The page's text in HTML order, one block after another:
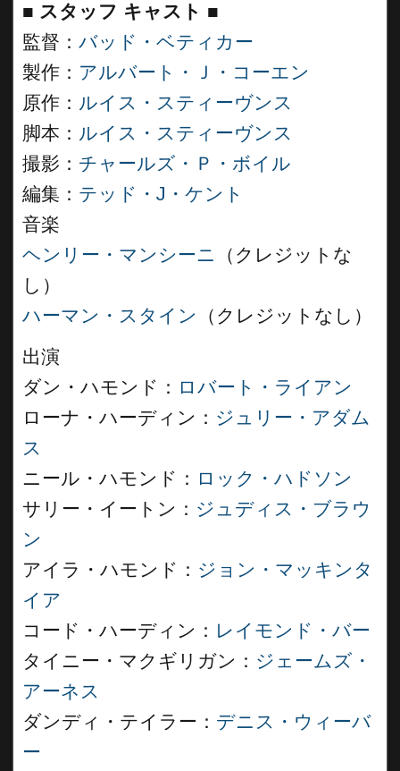
■ スタッフ キャスト ■
監督： バッド・ベティカー
製作： アルバート・Ｊ・コーエン
原作： ルイス・スティーヴンス
脚本： ルイス・スティーヴンス
撮影： チャールズ・Ｐ・ボイル
編集： テッド・J・ケント
音楽
ヘンリー・マンシーニ
（クレジットな
し）
ハーマン・スタイン
（クレジットなし）
出演
ダン・ハモンド： ロバート・ライアン
ローナ・ハーディン： ジュリー・アダム
ス
ニール・ハモンド： ロック・ハドソン
サリー・イートン： ジュディス・ブラウ
ン
アイラ・ハモンド： ジョン・マッキンタ
イア
コード・ハーディン： レイモンド・バー
タイニー・マクギリガン： ジェームズ・
アーネス
ダンディ・テイラー： デニス・ウィーバ
ー